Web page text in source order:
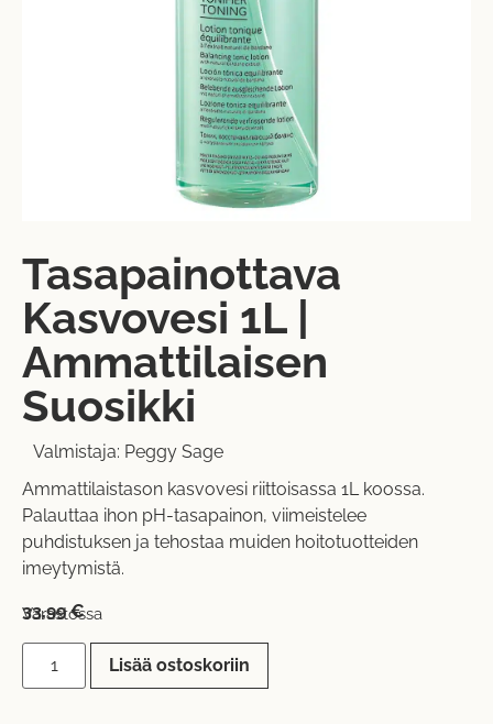
Tasapainottava
Kasvovesi 1L |
Ammattilaisen
Suosikki
Valmistaja: Peggy Sage
Ammattilaistason kasvovesi riittoisassa 1L koossa.
Palauttaa ihon pH-tasapainon, viimeistelee
puhdistuksen ja tehostaa muiden hoitotuotteiden
imeytymistä.
33,99€
Varastossa
Lisää ostoskoriin